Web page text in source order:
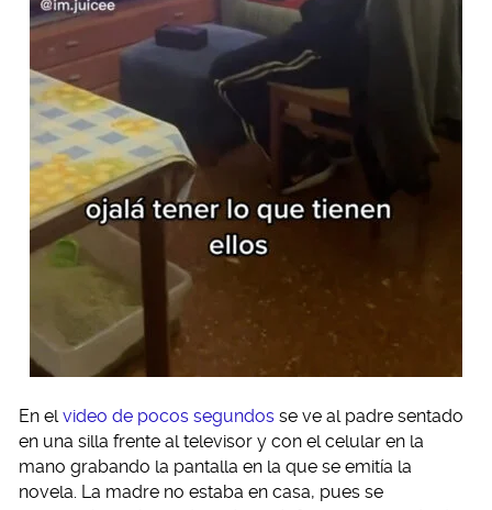
En elvideo de pocos segundos se ve al padre sentado
en una silla frente al televisor y con el celular en la
mano grabando la pantalla en la que se emitía la
novela. La madre no estaba en casa, pues se